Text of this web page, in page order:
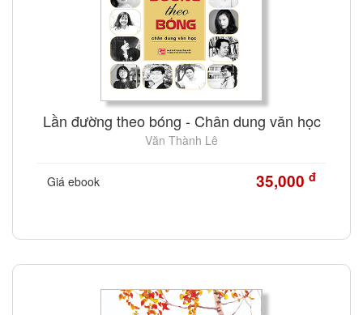
Lần đường theo bóng - Chân dung văn học
Văn Thành Lê
Giá ebook 35,000 đ